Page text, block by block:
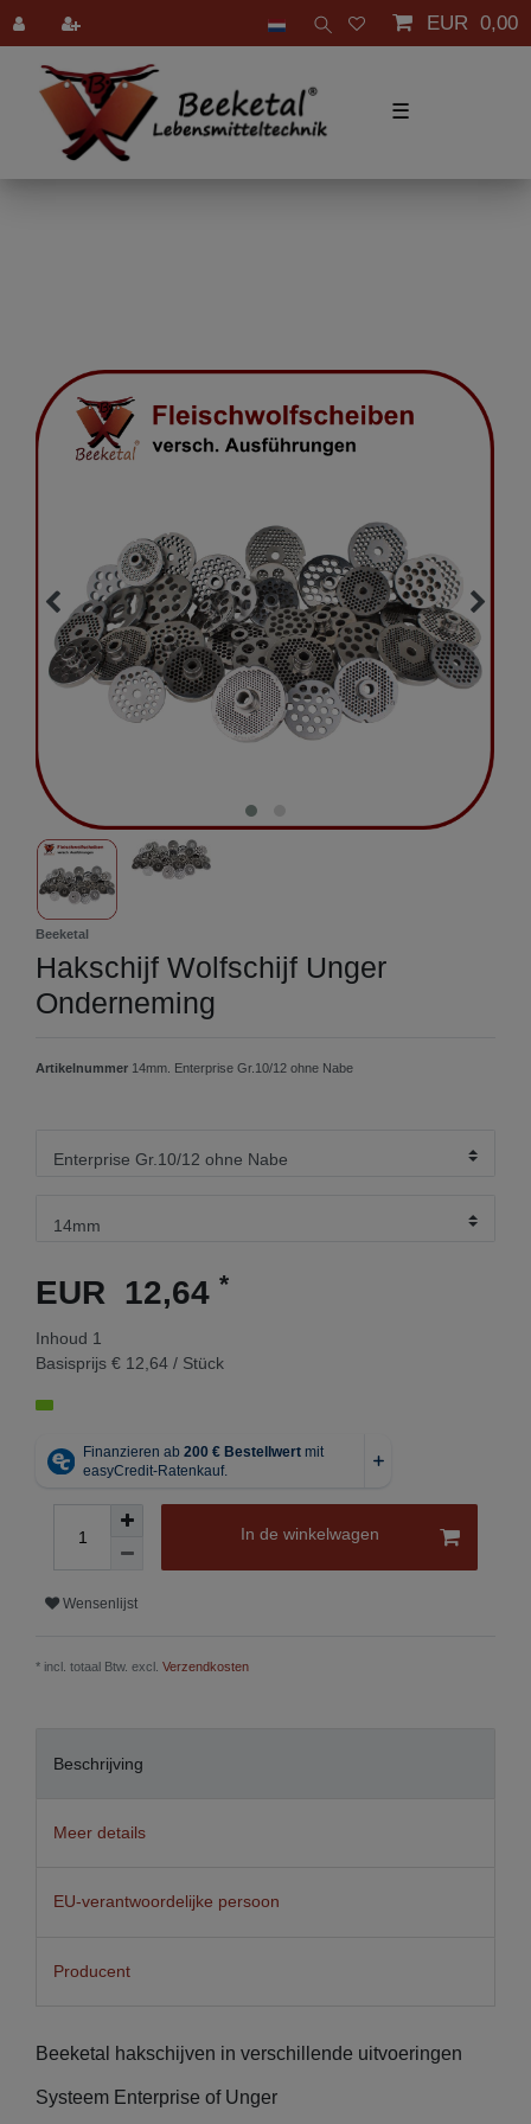
EUR 0,00
☰
Beeketal
Hakschijf Wolfschijf Unger
Onderneming
Artikelnummer 14mm. Enterprise Gr.10/12 ohne Nabe
EUR 12,64 *
Inhoud 1
Basisprijs € 12,64 / Stück
In de winkelwagen
Wensenlijst
* incl. totaal Btw. excl. Verzendkosten
Beschrijving
Meer details
EU-verantwoordelijke persoon
Producent
Beeketal hakschijven in verschillende uitvoeringen
Systeem Enterprise of Unger